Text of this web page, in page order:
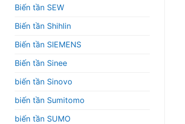
Biến tần SEW
Biến tần Shihlin
Biến tần SIEMENS
Biến tần Sinee
biến tần Sinovo
biến tần Sumitomo
biến tần SUMO